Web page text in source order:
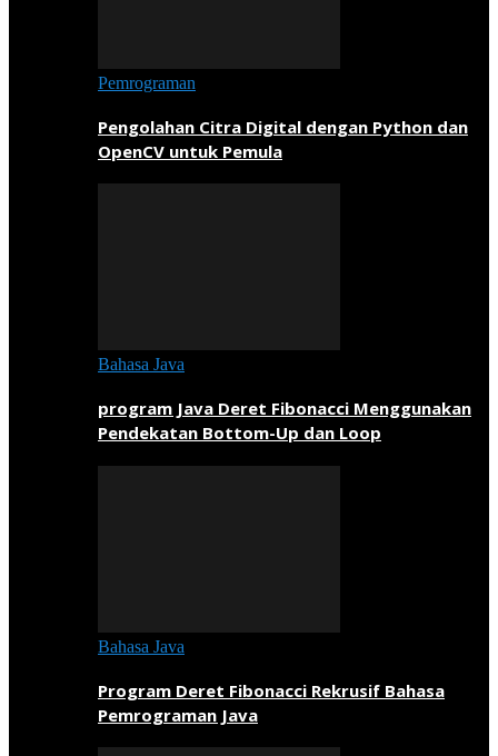
Pemrograman
Pengolahan Citra Digital dengan Python dan
OpenCV untuk Pemula
Bahasa Java
program Java Deret Fibonacci Menggunakan
Pendekatan Bottom-Up dan Loop
Bahasa Java
Program Deret Fibonacci Rekrusif Bahasa
Pemrograman Java